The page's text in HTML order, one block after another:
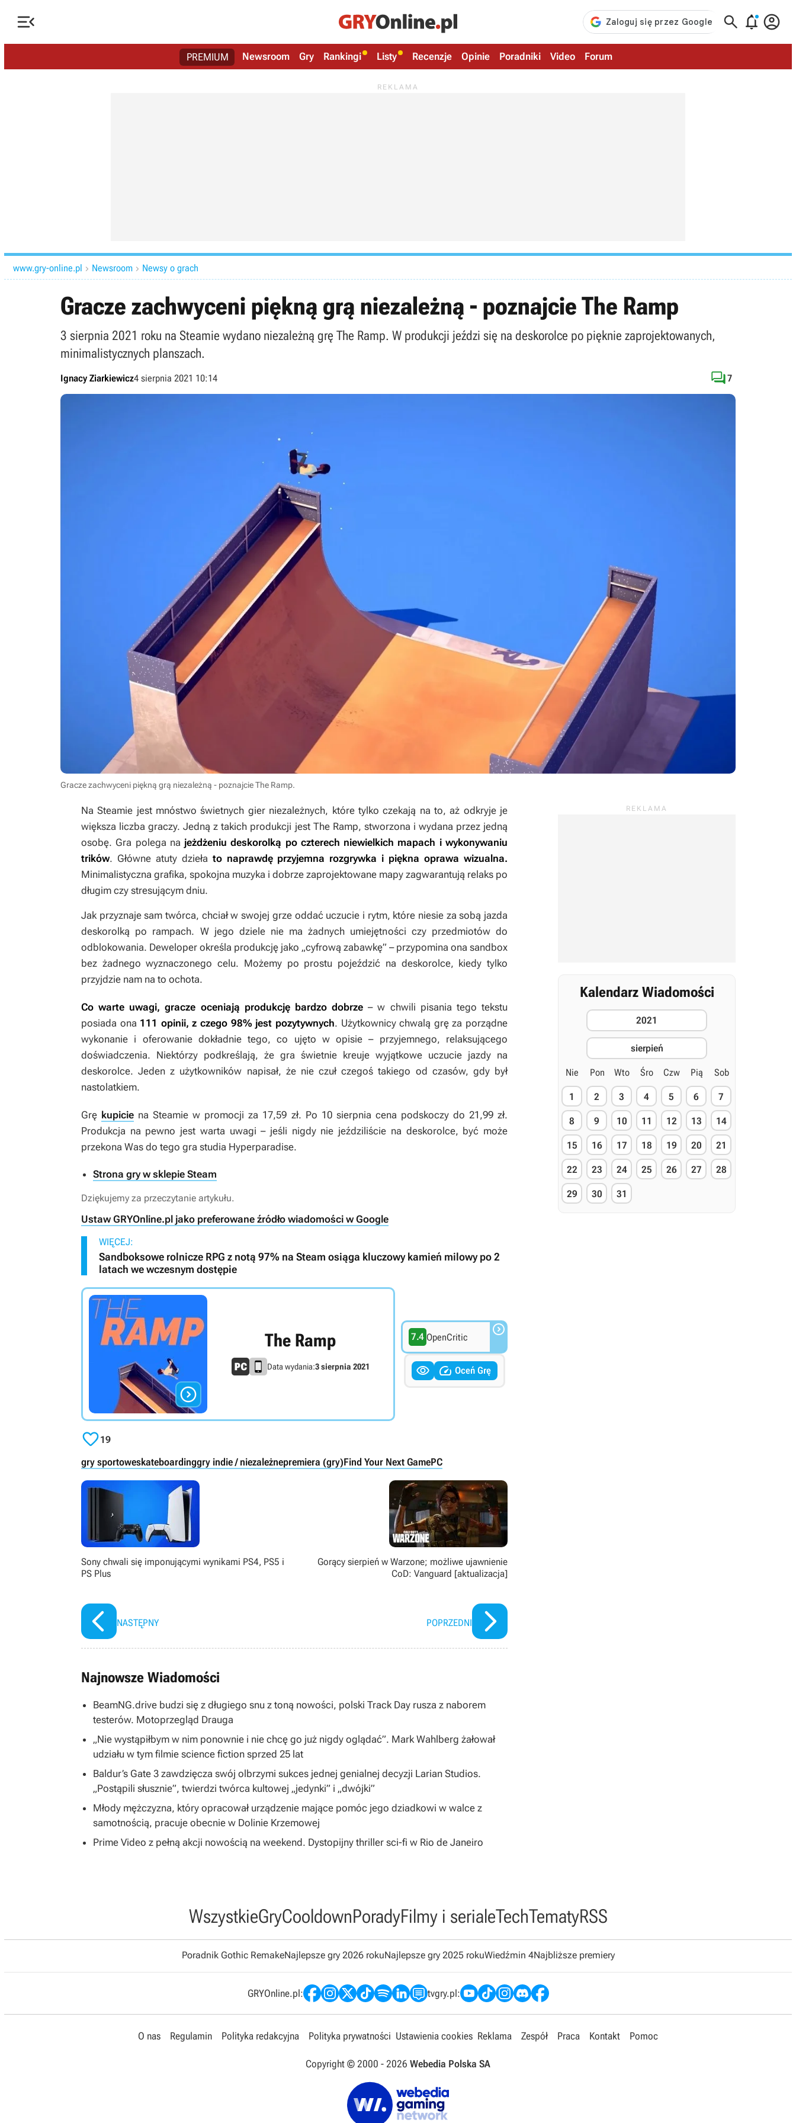
   
PREMIUM Newsroom Gry Rankingi Listy Recenzje Opinie Poradniki Video Forum
www.gry-online.pl  Newsroom  Newsy o grach
Gracze zachwyceni piękną grą niezależną - poznajcie The Ramp
3 sierpnia 2021 roku na Steamie wydano niezależną grę The Ramp. W produkcji jeździ się na deskorolce po pięknie zaprojektowanych,
minimalistycznych planszach.
Ignacy Ziarkiewicz4 sierpnia 2021 10:14 7
Gracze zachwyceni piękną grą niezależną - poznajcie The Ramp.
Na Steamie jest mnóstwo świetnych gier niezależnych, które tylko czekają na to, aż odkryje je
większa liczba graczy. Jedną z takich produkcji jest The Ramp, stworzona i wydana przez jedną
osobę. Gra polega na jeżdżeniu deskorolką po czterech niewielkich mapach i wykonywaniu
trików. Główne atuty dzieła to naprawdę przyjemna rozgrywka i piękna oprawa wizualna.
Minimalistyczna grafika, spokojna muzyka i dobrze zaprojektowane mapy zagwarantują relaks po
długim czy stresującym dniu.
Jak przyznaje sam twórca, chciał w swojej grze oddać uczucie i rytm, które niesie za sobą jazda
deskorolką po rampach. W jego dziele nie ma żadnych umiejętności czy przedmiotów do
odblokowania. Deweloper określa produkcję jako „cyfrową zabawkę” – przypomina ona sandbox
bez żadnego wyznaczonego celu. Możemy po prostu pojeździć na deskorolce, kiedy tylko
przyjdzie nam na to ochota.
Co warte uwagi, gracze oceniają produkcję bardzo dobrze – w chwili pisania tego tekstu
posiada ona 111 opinii, z czego 98% jest pozytywnych. Użytkownicy chwalą grę za porządne
wykonanie i oferowanie dokładnie tego, co ujęto w opisie – przyjemnego, relaksującego
doświadczenia. Niektórzy podkreślają, że gra świetnie kreuje wyjątkowe uczucie jazdy na
deskorolce. Jeden z użytkowników napisał, że nie czuł czegoś takiego od czasów, gdy był
nastolatkiem.
Grę kupicie na Steamie w promocji za 17,59 zł. Po 10 sierpnia cena podskoczy do 21,99 zł.
Produkcja na pewno jest warta uwagi – jeśli nigdy nie jeździliście na deskorolce, być może
przekona Was do tego gra studia Hyperparadise.
Strona gry w sklepie Steam
Dziękujemy za przeczytanie artykułu.
Ustaw GRYOnline.pl jako preferowane źródło wiadomości w Google
WIĘCEJ:
Sandboksowe rolnicze RPG z notą 97% na Steam osiąga kluczowy kamień milowy po 2
latach we wczesnym dostępie

The Ramp
Data wydania:3 sierpnia 2021
7.4 OpenCritic 
  Oceń Grę
19
gry sportoweskateboardinggry indie / niezależnepremiera (gry)Find Your Next GamePC
Sony chwali się imponującymi wynikami PS4, PS5 i
PS Plus
NASTĘPNY
Gorący sierpień w Warzone; możliwe ujawnienie
CoD: Vanguard [aktualizacja]
POPRZEDNI
Najnowsze Wiadomości
BeamNG.drive budzi się z długiego snu z toną nowości, polski Track Day rusza z naborem
testerów. Motoprzegląd Drauga
„Nie wystąpiłbym w nim ponownie i nie chcę go już nigdy oglądać”. Mark Wahlberg żałował
udziału w tym filmie science fiction sprzed 25 lat
Baldur’s Gate 3 zawdzięcza swój olbrzymi sukces jednej genialnej decyzji Larian Studios.
„Postąpili słusznie”, twierdzi twórca kultowej „jedynki” i „dwójki”
Młody mężczyzna, który opracował urządzenie mające pomóc jego dziadkowi w walce z
samotnością, pracuje obecnie w Dolinie Krzemowej
Prime Video z pełną akcji nowością na weekend. Dystopijny thriller sci-fi w Rio de Janeiro
Kalendarz Wiadomości
2021
sierpień
Nie Pon Wto Śro Czw Pią Sob
1 2 3 4 5 6 7
8 9 10 11 12 13 14
15 16 17 18 19 20 21
22 23 24 25 26 27 28
29 30 31
WszystkieGryCooldownPoradyFilmy i serialeTechTematyRSS
Poradnik Gothic RemakeNajlepsze gry 2026 rokuNajlepsze gry 2025 rokuWiedźmin 4Najbliższe premiery
GRYOnline.pl: tvgry.pl:
O nas Regulamin Polityka redakcyjna Polityka prywatności Ustawienia cookies Reklama Zespół Praca Kontakt Pomoc
Copyright © 2000 - 2026 Webedia Polska SA